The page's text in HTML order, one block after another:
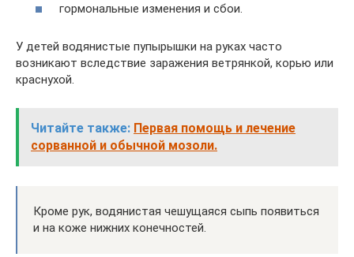
гормональные изменения и сбои.
У детей водянистые пупырышки на руках часто
возникают вследствие заражения ветрянкой, корью или
краснухой.
Читайте также: Первая помощь и лечение
сорванной и обычной мозоли.
Кроме рук, водянистая чешущаяся сыпь появиться
и на коже нижних конечностей.